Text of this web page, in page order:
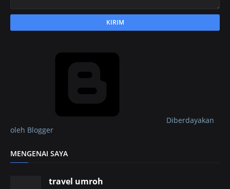
Diberdayakan
oleh Blogger
MENGENAI SAYA
travel umroh